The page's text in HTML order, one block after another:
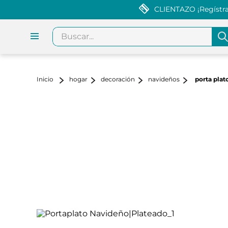
CLIENTAZO
Buscar...
hogar decoración navideños porta